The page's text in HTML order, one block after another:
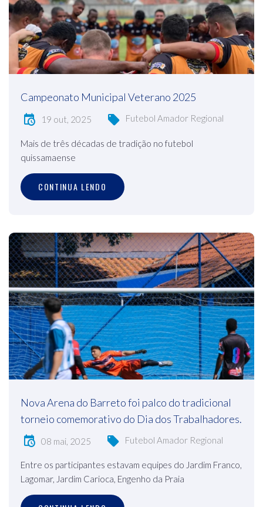
Campeonato Municipal Veterano 2025
19 out, 2025 Futebol Amador Regional
Mais de três décadas de tradição no futebol
quissamaense
CONTINUA LENDO
Nova Arena do Barreto foi palco do tradicional
torneio comemorativo do Dia dos Trabalhadores.
08 mai, 2025 Futebol Amador Regional
Entre os participantes estavam equipes do Jardim Franco,
Lagomar, Jardim Carioca, Engenho da Praia